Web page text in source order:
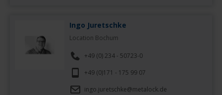
Ingo Juretschke
Location Bochum
+49 (0) 234 - 50723-0
+49 (0)171 - 175 99 07
ingo.juretschke@metalock.de